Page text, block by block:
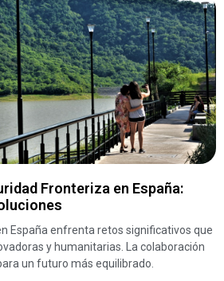
Fronteriza en España:
España enfrenta retos significativos que
y humanitarias. La colaboración
un futuro más equilibrado.